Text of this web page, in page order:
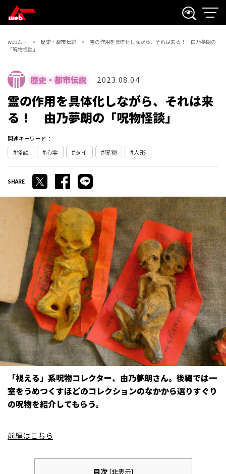
webムー 歴史・都市伝説
霊の作用を具体化しながら、それは来る！ 由乃夢朗の
「呪物怪談」
歴史・都市伝説 2023.08.04
霊の作用を具体化しながら、それは来
る！ 由乃夢朗の「呪物怪談」
関連キーワード：
怪談 心霊 タイ 呪物 人形
「視える」系呪物コレクター、由乃夢朗さん。後編では一
室をうめつくすほどのコレクションのなかから選りすぐり
の呪物を紹介してもらう。
前編はこちら
目次 [非表示]